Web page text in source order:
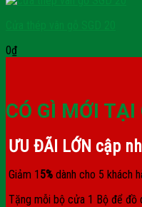
0₫
CÓ GÌ MỚI
ƯU ĐÃI LỚN cập
Giảm 1 5% dành cho 5 khách
Tặng mỗi bộ cửa 1 Bộ để đồ